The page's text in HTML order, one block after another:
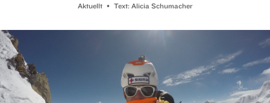
Aktuellt Text: Alicia Schumacher